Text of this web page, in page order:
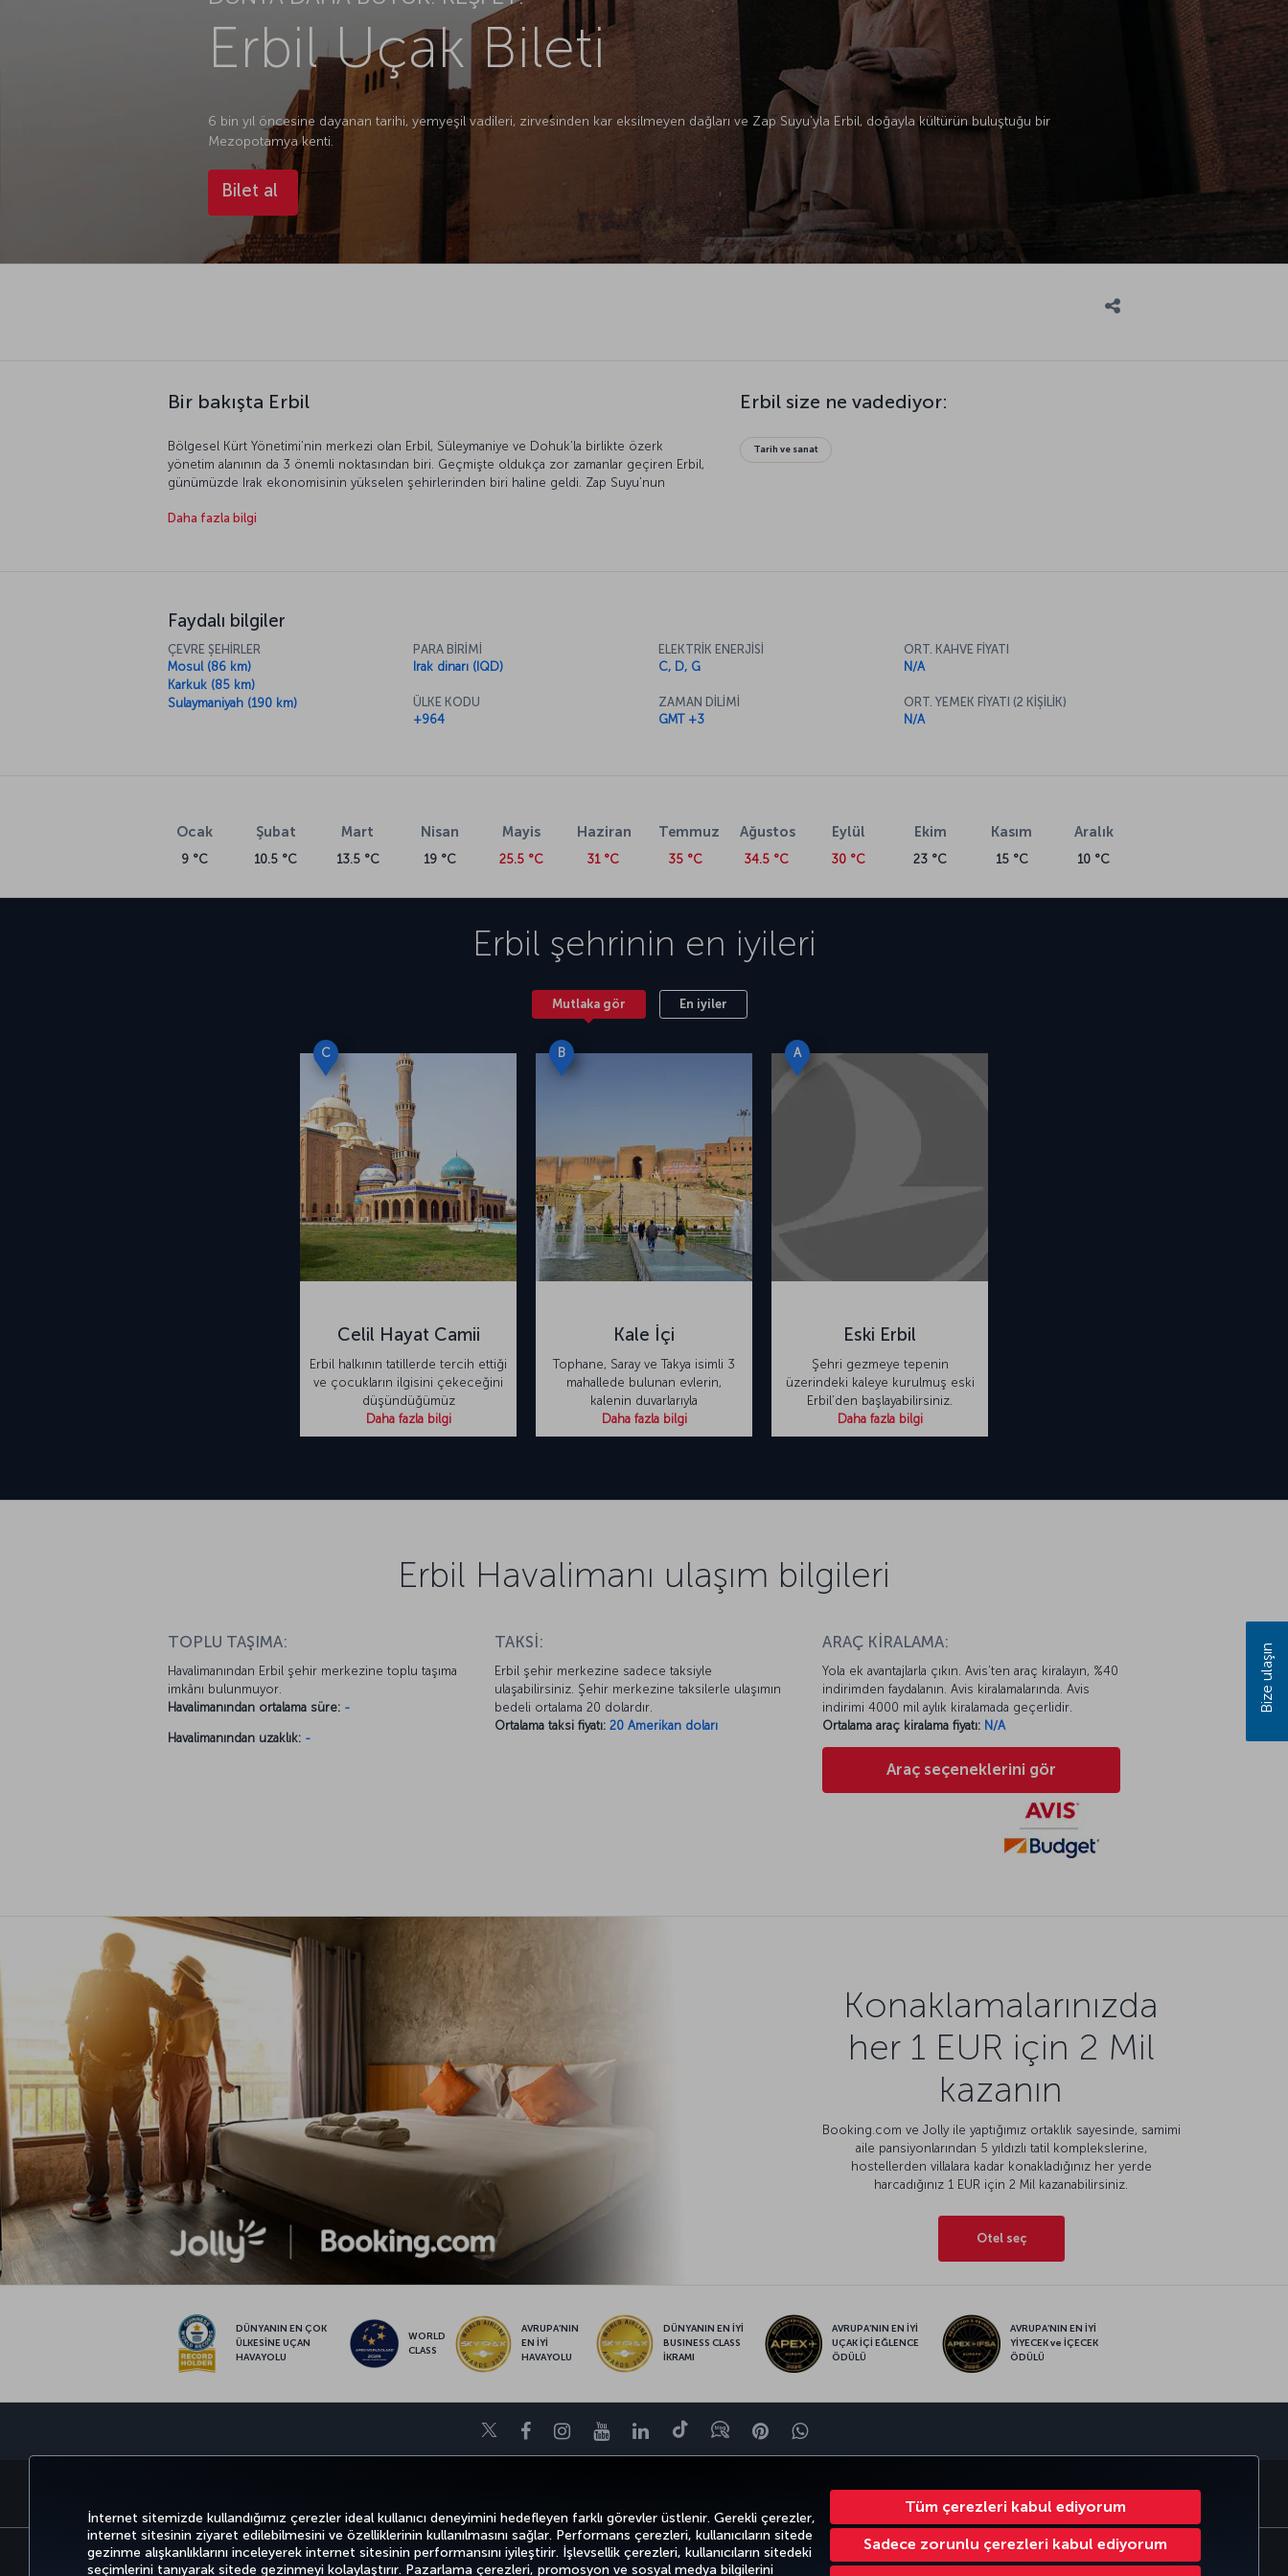
İnternet sitemizde kullandığımız çerezler ideal kullanıcı deneyimini hedefleyen farklı görevler üstlenir. Gerekli çerezler,
internet sitesinin ziyaret edilebilmesini ve özelliklerinin kullanılmasını sağlar. Performans çerezleri, kullanıcıların sitede
gezinme alışkanlıklarını inceleyerek internet sitesinin performansını iyileştirir. İşlevsellik çerezleri, kullanıcıların sitedeki
seçimlerini tanıyarak sitede gezinmeyi kolaylaştırır. Pazarlama çerezleri, promosyon ve sosyal medya bilgilerini
Tüm çerezleri kabul ediyorum
Sadece zorunlu çerezleri kabul ediyorum
Erbil Uçak Bileti
6 bin yıl öncesine dayanan tarihi, yemyeşil vadileri, zirvesinden kar eksilmeyen dağları ve Zap Suyu’yla Erbil, doğayla kültürün buluştuğu bir
Mezopotamya kenti.
Bilet al
Bir bakışta Erbil
Bölgesel Kürt Yönetimi’nin merkezi olan Erbil, Süleymaniye ve Dohuk’la birlikte özerk
yönetim alanının da 3 önemli noktasından biri. Geçmişte oldukça zor zamanlar geçiren Erbil,
günümüzde Irak ekonomisinin yükselen şehirlerinden biri haline geldi. Zap Suyu’nun
birleşerek Erbil’in baştan yaratılmasını sağladı.
Daha fazla bilgi
Erbil size ne vadediyor:
Tarih ve sanat
Faydalı bilgiler
ÇEVRE ŞEHİRLER
Mosul (86 km)
Karkuk (85 km)
Sulaymaniyah (190 km)
PARA BİRİMİ
Irak dinarı (IQD)
ÜLKE KODU
+964
ELEKTRİK ENERJİSİ
C, D, G
ZAMAN DİLİMİ
GMT +3
ORT. KAHVE FİYATI
N/A
ORT. YEMEK FİYATI (2 KİŞİLİK)
N/A
Ocak
9 °C
Şubat
10.5 °C
Mart
13.5 °C
Nisan
19 °C
Mayis
25.5 °C
Haziran
31 °C
Temmuz
35 °C
Ağustos
34.5 °C
Eylül
30 °C
Ekim
23 °C
Kasım
15 °C
Aralık
10 °C
Erbil şehrinin en iyileri
Mutlaka gör En iyiler
C
Celil Hayat Camii
Erbil halkının tatillerde tercih ettiği
ve çocukların ilgisini çekeceğini
düşündüğümüz
Daha fazla bilgi
B
Kale İçi
Tophane, Saray ve Takya isimli 3
mahallede bulunan evlerin,
kalenin duvarlarıyla
Daha fazla bilgi
A
Eski Erbil
Şehri gezmeye tepenin
üzerindeki kaleye kurulmuş eski
Erbil’den başlayabilirsiniz.
Daha fazla bilgi
Erbil Havalimanı ulaşım bilgileri
TOPLU TAŞIMA:
Havalimanından Erbil şehir merkezine toplu taşıma
imkânı bulunmuyor.
Havalimanından ortalama süre: -
Havalimanından uzaklık: -
TAKSİ:
Erbil şehir merkezine sadece taksiyle
ulaşabilirsiniz. Şehir merkezine taksilerle ulaşımın
bedeli ortalama 20 dolardır.
Ortalama taksi fiyatı: 20 Amerikan doları
ARAÇ KİRALAMA:
Yola ek avantajlarla çıkın. Avis’ten araç kiralayın, %40
indirimden faydalanın. Avis kiralamalarında. Avis
indirimi 4000 mil aylık kiralamada geçerlidir.
Ortalama araç kiralama fiyatı: N/A
Araç seçeneklerini gör
Konaklamalarınızda
her 1 EUR için 2 Mil
kazanın
Booking.com ve Jolly ile yaptığımız ortaklık sayesinde, samimi
aile pansiyonlarından 5 yıldızlı tatil komplekslerine,
hostellerden villalara kadar konakladığınız her yerde
harcadığınız 1 EUR için 2 Mil kazanabilirsiniz.
Otel seç
DÜNYANIN EN ÇOK
ÜLKESİNE UÇAN
HAVAYOLU
WORLD
CLASS
AVRUPA’NIN
EN İYİ
HAVAYOLU
DÜNYANIN EN İYİ
BUSINESS CLASS
İKRAMI
AVRUPA’NIN EN İYİ
UÇAK İÇİ EĞLENCE
ÖDÜLÜ
AVRUPA’NIN EN İYİ
YİYECEK ve İÇECEK
ÖDÜLÜ
TwitterFacebookInstagram
YoutubeLinkedIn
TiktokBlogPinterestWhatsapp
CORPORATE CLUB TÜRK HAVA YOLLARI
Bilgi Toplumu Hizmetleri Erişilebilirlik Gizlilik ve Çerez Politikası Yasal Uyarı Yolcu Hakları
Bize ulaşın